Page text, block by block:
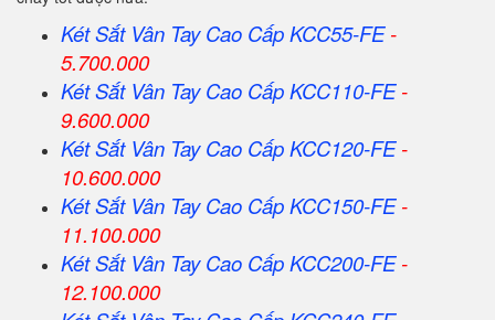
Két Sắt Vân Tay Cao Cấp KCC55-FE-
5.700.000
Két Sắt Vân Tay Cao Cấp KCC110-FE-
9.600.000
Két Sắt Vân Tay Cao Cấp KCC120-FE-
10.600.000
Két Sắt Vân Tay Cao Cấp KCC150-FE-
11.100.000
Két Sắt Vân Tay Cao Cấp KCC200-FE-
12.100.000